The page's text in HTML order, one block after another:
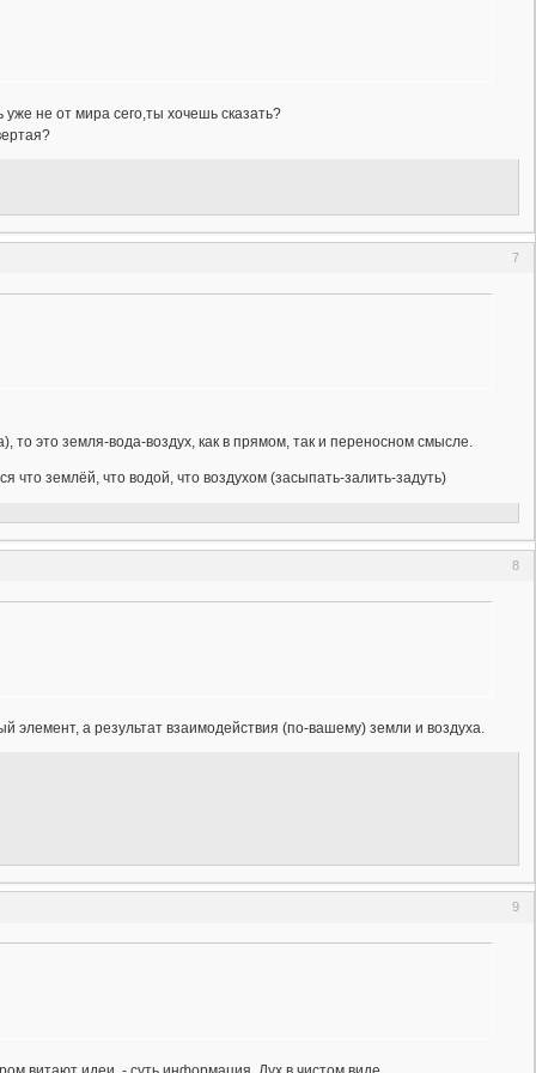
не от мира сего,ты хочешь сказать?
7
то это земля-вода-воздух, как в прямом, так и переносном смысле.
что землёй, что водой, что воздухом (засыпать-залить-задуть)
8
элемент, а результат взаимодействия (по-вашему) земли и воздуха.
9